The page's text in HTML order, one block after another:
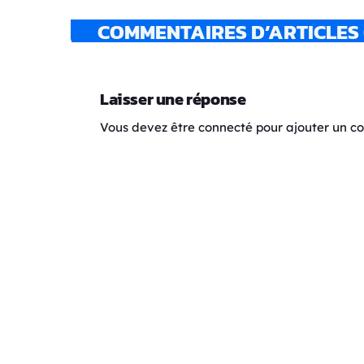
COMMENTAIRES
Laisser une réponse
Vous devez être connecté pour ajouter un